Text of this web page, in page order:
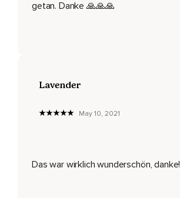
Computer,
Du kannst sie nicht löschen,
Da ist sie,
getan. Danke 🙏🙏🙏
Lavender
May 10, 2021
Das war wirklich wunderschön, danke!